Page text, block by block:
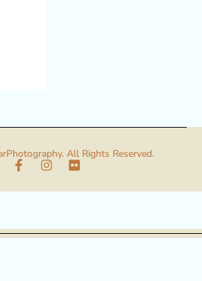
All Rights Reserved.